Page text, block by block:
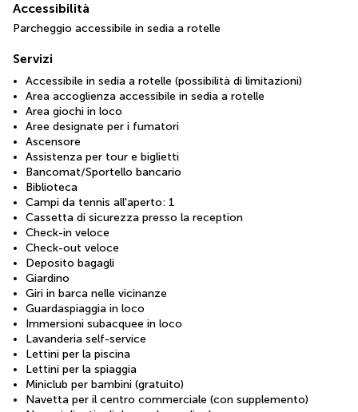
Accessibilità
Parcheggio accessibile in sedia a rotelle
Servizi
Accessibile in sedia a rotelle (possibilità di limitazioni)
Area accoglienza accessibile in sedia a rotelle
Area giochi in loco
Aree designate per i fumatori
Ascensore
Assistenza per tour e biglietti
Bancomat/Sportello bancario
Biblioteca
Campi da tennis all'aperto: 1
Cassetta di sicurezza presso la reception
Check-in veloce
Check-out veloce
Deposito bagagli
Giardino
Giri in barca nelle vicinanze
Guardaspiaggia in loco
Immersioni subacquee in loco
Lavanderia self-service
Lettini per la piscina
Lettini per la spiaggia
Miniclub per bambini (gratuito)
Navetta per il centro commerciale (con supplemento)